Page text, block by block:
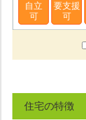
自立
可
要支援
可
住宅の特徴